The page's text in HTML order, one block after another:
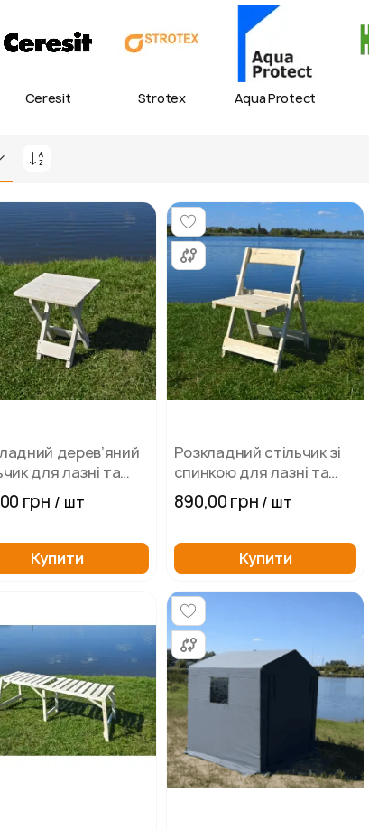
Ceresit Strotex Aqua Protect
Сортувати
порядку
збільшення
дерев’яний
для лазні та
грн / шт
Купити
Розкладний стільчик зі
спинкою для лазні та
відпочинку
890,00 грн / шт
Купити